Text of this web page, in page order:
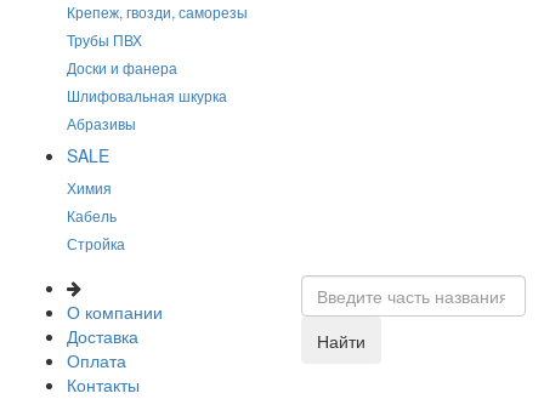
Крепеж, гвозди, саморезы
Трубы ПВХ
Доски и фанера
Шлифовальная шкурка
Абразивы
SALE
Химия
Кабель
Стройка
О компании
Доставка
Оплата
Контакты
Найти